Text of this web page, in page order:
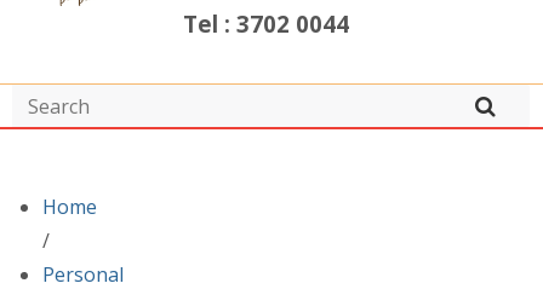
Tel : 3702 0044
Home
/
Personal